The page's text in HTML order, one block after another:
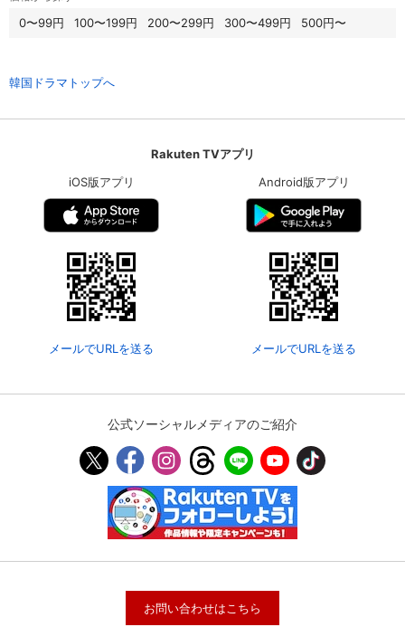
0〜99円 100〜199円 200〜299円 300〜499円 500円〜
韓国ドラマトップへ
Rakuten TVアプリ
iOS版アプリ
メールでURLを送る
Android版アプリ
メールでURLを送る
公式ソーシャルメディアのご紹介
お問い合わせはこちら